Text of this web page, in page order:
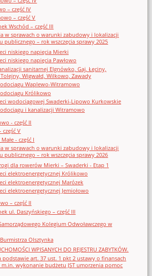
– część IV
– część V
Wschód – część III
w sprawach o warunki zabudowy i lokalizacji
publicznego – rok wszczęcia sprawy 2025
niskiego napięcia Mierki
niskiego napięcia Pawłowo
sanitarnej Elgnówko, Gaj, Łęciny,
Wigwałd, Wilkowo, Zawady
Waplewo-Witramowo
Królikowo
wodociągowej Swaderki-Lipowo Kurkowskie
i kanalizacji Witramowo
- część II
część V
- część I
w sprawach o warunki zabudowy i lokalizacji
publicznego – rok wszczęcia sprawy 2026
dla rowerów Mierki – Swaderki - Etap 1
elektroenergetycznej Królikowo
elektroenergetycznej Marózek
elektroenergetycznej Jemiołowo
– część II
ul. Daszyńskiego – część III
Kolegium Odwoławczego w
Olsztynka
WPISANYCH DO REJESTRU ZABYTKÓW.
podstawie art. 37 ust. 1 pkt 2 ustawy o finansach
wykonanie budżetu JST umorzenia pomoc